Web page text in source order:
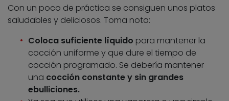
Con un poco de práctica se consiguen unos platos
saludables y deliciosos. Toma nota:
Coloca suficiente líquido para mantener la
cocción uniforme y que dure el tiempo de
cocción programado. Se debería mantener
una cocción constante y sin grandes
ebulliciones.